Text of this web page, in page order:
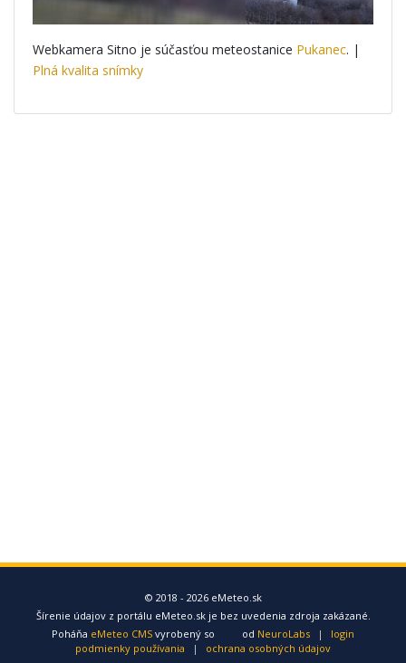
Webkamera Sitno je súčasťou meteostanice Pukanec. |
Plná kvalita snímky
© 2018 - 2026 eMeteo.sk
Šírenie údajov z portálu eMeteo.sk je bez uvedenia zdroja zakázané.
Poháňa eMeteo CMS vyrobený so od NeuroLabs |
login
podmienky používania
| ochrana osobných údajov